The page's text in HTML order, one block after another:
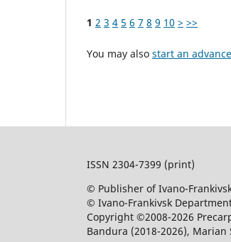
1 2 3 4 5 6 7 8 9 10 > >>
You may also start an
ISSN 2304-7399 (print)
© Publisher of Ivano-
© Ivano-Frankivsk
Copyright ©2008-2026
Bandura (2018-2026), Marian